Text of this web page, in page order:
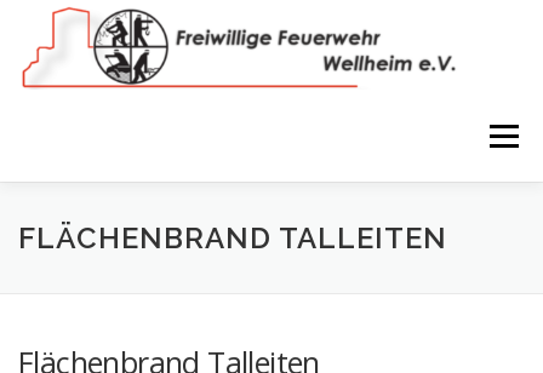
springen
Menü
NEWS VEREIN 150 JAHRE FEUERWEHR
FLÄCHENBRAND TALLEITEN
Flächenbrand Talleiten